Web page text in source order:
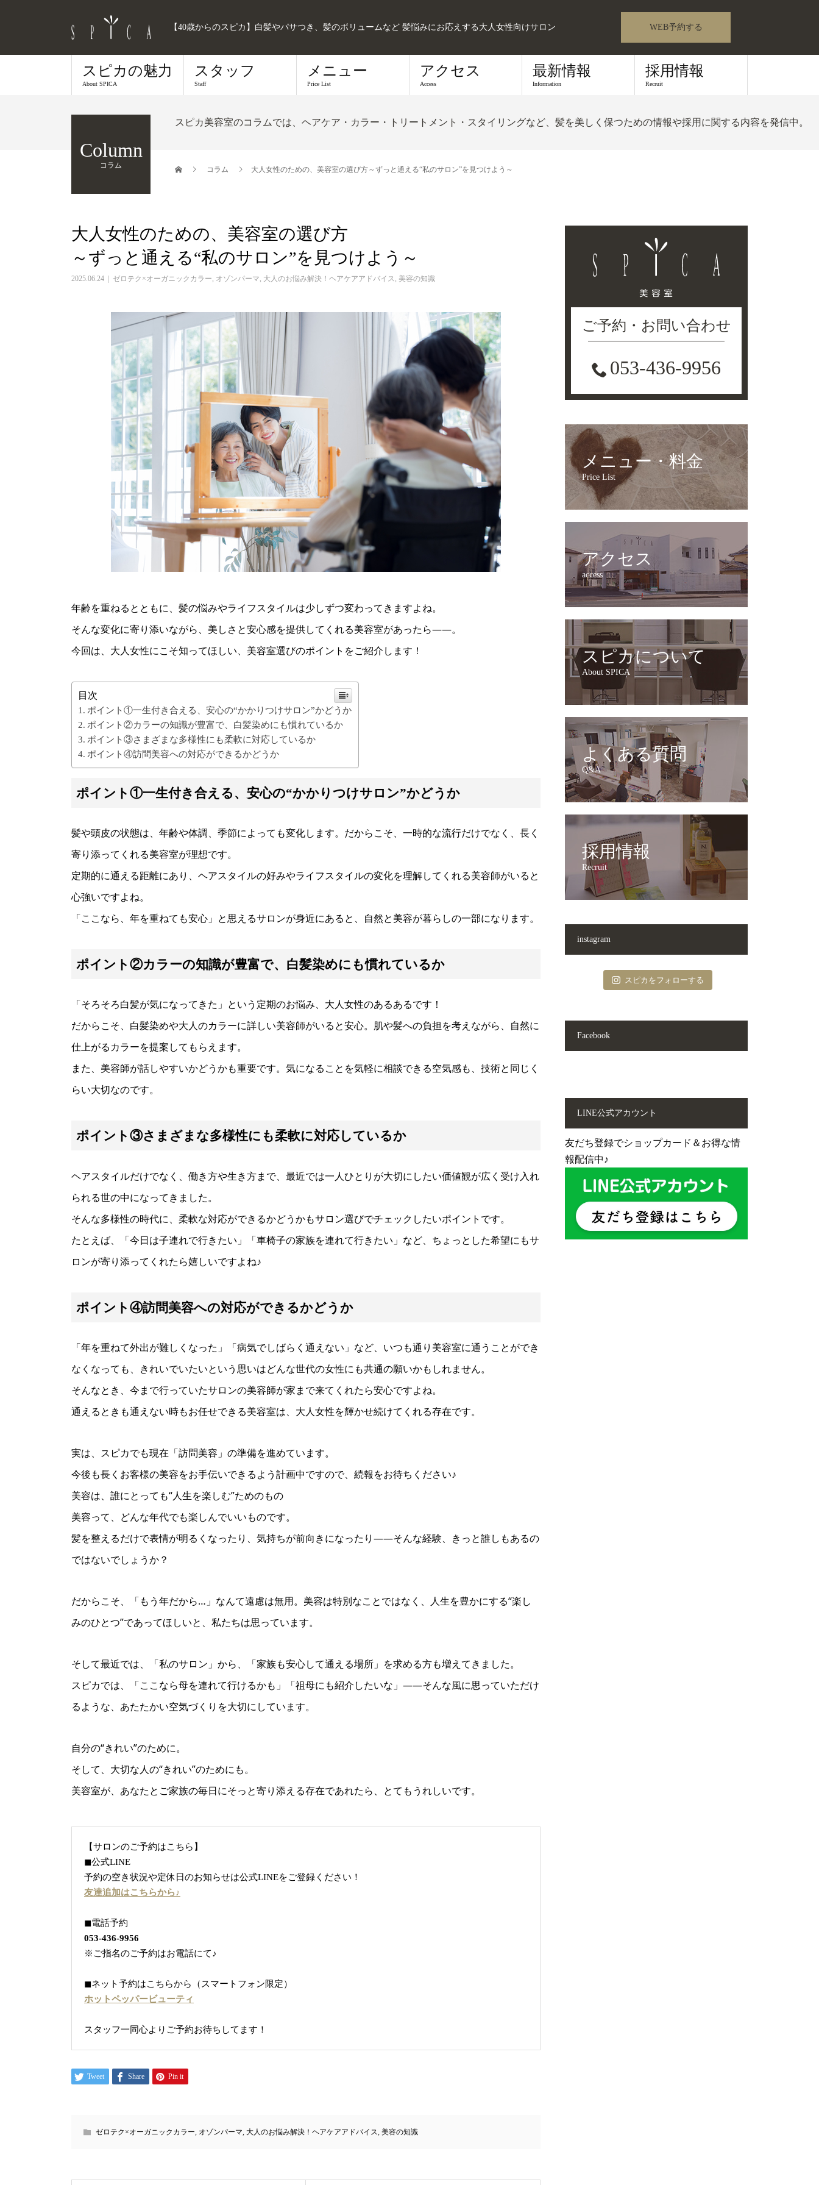
【40歳からのスピカ】白髪やパサつき、髪のボリュームなど 髪悩みにお応えする大人女性向けサロン WEB予約する
スピカの魅力
About SPICA
スタッフ
Staff
メニュー
Price List
アクセス
Access
最新情報
Information
採用情報
Recruit
Column
コラム
スピカ美容室のコラムでは、ヘアケア・カラー・トリートメント・スタイリングなど、髪を美しく保つための情報や採用に関する内容を発信中。
コラム 大人女性のための、美容室の選び方～ずっと通える“私のサロン”を見つけよう～
大人女性のための、美容室の選び方
～ずっと通える“私のサロン”を見つけよう～
2025.06.24 ゼロテク×オーガニックカラー, オゾンパーマ, 大人のお悩み解決！ヘアケアアドバイス, 美容の知識
年齢を重ねるとともに、髪の悩みやライフスタイルは少しずつ変わってきますよね。
そんな変化に寄り添いながら、美しさと安心感を提供してくれる美容室があったら——。
今回は、大人女性にこそ知ってほしい、美容室選びのポイントをご紹介します！
目次
ポイント①一生付き合える、安心の“かかりつけサロン”かどうか
ポイント②カラーの知識が豊富で、白髪染めにも慣れているか
ポイント③さまざまな多様性にも柔軟に対応しているか
ポイント④訪問美容への対応ができるかどうか
ポイント①一生付き合える、安心の“かかりつけサロン”かどうか
髪や頭皮の状態は、年齢や体調、季節によっても変化します。だからこそ、一時的な流行だけでなく、長く
寄り添ってくれる美容室が理想です。
定期的に通える距離にあり、ヘアスタイルの好みやライフスタイルの変化を理解してくれる美容師がいると
心強いですよね。
「ここなら、年を重ねても安心」と思えるサロンが身近にあると、自然と美容が暮らしの一部になります。
ポイント②カラーの知識が豊富で、白髪染めにも慣れているか
「そろそろ白髪が気になってきた」という定期のお悩み、大人女性のあるあるです！
だからこそ、白髪染めや大人のカラーに詳しい美容師がいると安心。肌や髪への負担を考えながら、自然に
仕上がるカラーを提案してもらえます。
また、美容師が話しやすいかどうかも重要です。気になることを気軽に相談できる空気感も、技術と同じく
らい大切なのです。
ポイント③さまざまな多様性にも柔軟に対応しているか
ヘアスタイルだけでなく、働き方や生き方まで、最近では一人ひとりが大切にしたい価値観が広く受け入れ
られる世の中になってきました。
そんな多様性の時代に、柔軟な対応ができるかどうかもサロン選びでチェックしたいポイントです。
たとえば、「今日は子連れで行きたい」「車椅子の家族を連れて行きたい」など、ちょっとした希望にもサ
ロンが寄り添ってくれたら嬉しいですよね♪
ポイント④訪問美容への対応ができるかどうか
「年を重ねて外出が難しくなった」「病気でしばらく通えない」など、いつも通り美容室に通うことができ
なくなっても、きれいでいたいという思いはどんな世代の女性にも共通の願いかもしれません。
そんなとき、今まで行っていたサロンの美容師が家まで来てくれたら安心ですよね。
通えるときも通えない時もお任せできる美容室は、大人女性を輝かせ続けてくれる存在です。
実は、スピカでも現在「訪問美容」の準備を進めています。
今後も長くお客様の美容をお手伝いできるよう計画中ですので、続報をお待ちください♪
美容は、誰にとっても“人生を楽しむ”ためのもの
美容って、どんな年代でも楽しんでいいものです。
髪を整えるだけで表情が明るくなったり、気持ちが前向きになったり――そんな経験、きっと誰しもあるの
ではないでしょうか？
だからこそ、「もう年だから…」なんて遠慮は無用。美容は特別なことではなく、人生を豊かにする“楽し
みのひとつ”であってほしいと、私たちは思っています。
そして最近では、「私のサロン」から、「家族も安心して通える場所」を求める方も増えてきました。
スピカでは、「ここなら母を連れて行けるかも」「祖母にも紹介したいな」――そんな風に思っていただけ
るような、あたたかい空気づくりを大切にしています。
自分の“きれい”のために。
そして、大切な人の“きれい”のためにも。
美容室が、あなたとご家族の毎日にそっと寄り添える存在であれたら、とてもうれしいです。
【サロンのご予約はこちら】
◼︎公式LINE
予約の空き状況や定休日のお知らせは公式LINEをご登録ください！
友達追加はこちらから♪
◼︎電話予約
053-436-9956
※ご指名のご予約はお電話にて♪
◼︎ネット予約はこちらから（スマートフォン限定）
ホットペッパービューティ
スタッフ一同心よりご予約お待ちしてます！
Tweet Share Pin it
ゼロテク×オーガニックカラー, オゾンパーマ, 大人のお悩み解決！ヘアケアアドバイス, 美容の知識
ご予約・お問い合わせ
053-436-9956
メニュー・料金
Price List
アクセス
access
スピカについて
About SPICA
よくある質問
Q&A
採用情報
Recruit
instagram
スピカをフォローする
Facebook
LINE公式アカウント
友だち登録でショップカード＆お得な情
報配信中♪